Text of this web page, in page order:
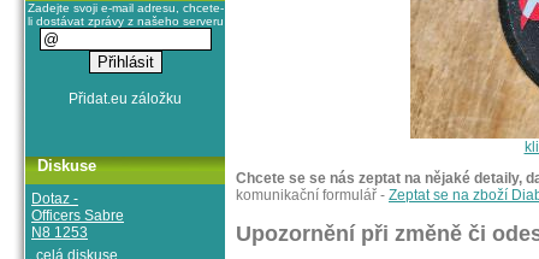
Chcete se se nás zeptat na nějaké detaily,
komunikační formulář - Zeptat se na zboží
Upozornění při změně či
Zadejte svoji e-mail adresu, chcete-
li dostávat zprávy z našeho serveru
Diskuse
Dotaz -
Officers Sabre
N8 1253
.. celá diskuse